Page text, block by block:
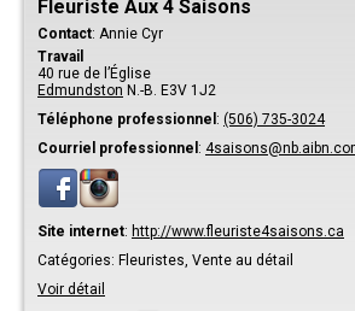
Fleuriste Aux 4 Saisons
Contact: Annie Cyr
Travail
40 rue de l’Église
Edmundston N.-B. E3V 1J2
Téléphone professionnel : (506) 735-3024
Courriel professionnel :
Site internet: http://www.fleuriste4saisons.ca
Catégories: Fleuristes, Vente au détail
Voir détail